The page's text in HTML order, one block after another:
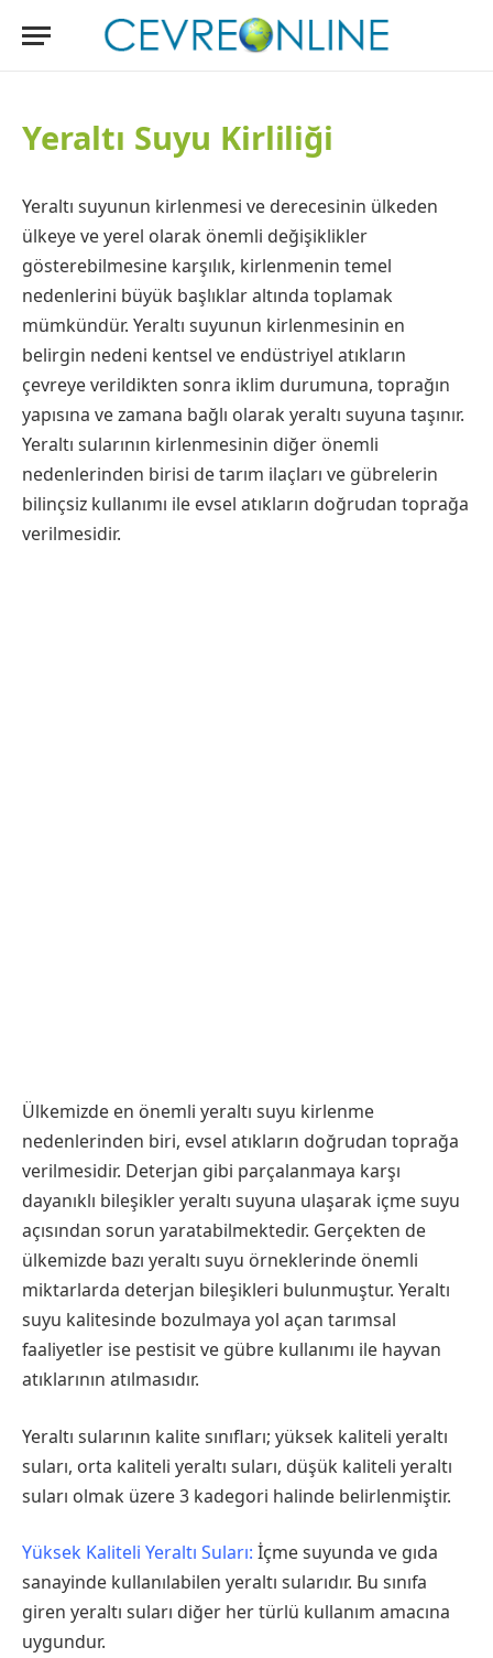
Yeraltı Suyu Kirliliği
Yeraltı suyunun kirlenmesi ve derecesinin ülkeden
ülkeye ve yerel olarak önemli değişiklikler
gösterebilmesine karşılık, kirlenmenin temel
nedenlerini büyük başlıklar altında toplamak
mümkündür. Yeraltı suyunun kirlenmesinin en
belirgin nedeni kentsel ve endüstriyel atıkların
çevreye verildikten sonra iklim durumuna, toprağın
yapısına ve zamana bağlı olarak yeraltı suyuna taşınır.
Yeraltı sularının kirlenmesinin diğer önemli
nedenlerinden birisi de tarım ilaçları ve gübrelerin
bilinçsiz kullanımı ile evsel atıkların doğrudan toprağa
verilmesidir.
Ülkemizde en önemli yeraltı suyu kirlenme
nedenlerinden biri, evsel atıkların doğrudan toprağa
verilmesidir. Deterjan gibi parçalanmaya karşı
dayanıklı bileşikler yeraltı suyuna ulaşarak içme suyu
açısından sorun yaratabilmektedir. Gerçekten de
ülkemizde bazı yeraltı suyu örneklerinde önemli
miktarlarda deterjan bileşikleri bulunmuştur. Yeraltı
suyu kalitesinde bozulmaya yol açan tarımsal
faaliyetler ise pestisit ve gübre kullanımı ile hayvan
atıklarının atılmasıdır.
Yeraltı sularının kalite sınıfları; yüksek kaliteli yeraltı
suları, orta kaliteli yeraltı suları, düşük kaliteli yeraltı
suları olmak üzere 3 kadegori halinde belirlenmiştir.
Yüksek Kaliteli Yeraltı Suları: İçme suyunda ve gıda
sanayinde kullanılabilen yeraltı sularıdır. Bu sınıfa
giren yeraltı suları diğer her türlü kullanım amacına
uygundur.